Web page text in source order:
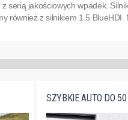
serią jakościowych wpadek.
również z silnikiem 1.5
SZYBKIE AUTO DO